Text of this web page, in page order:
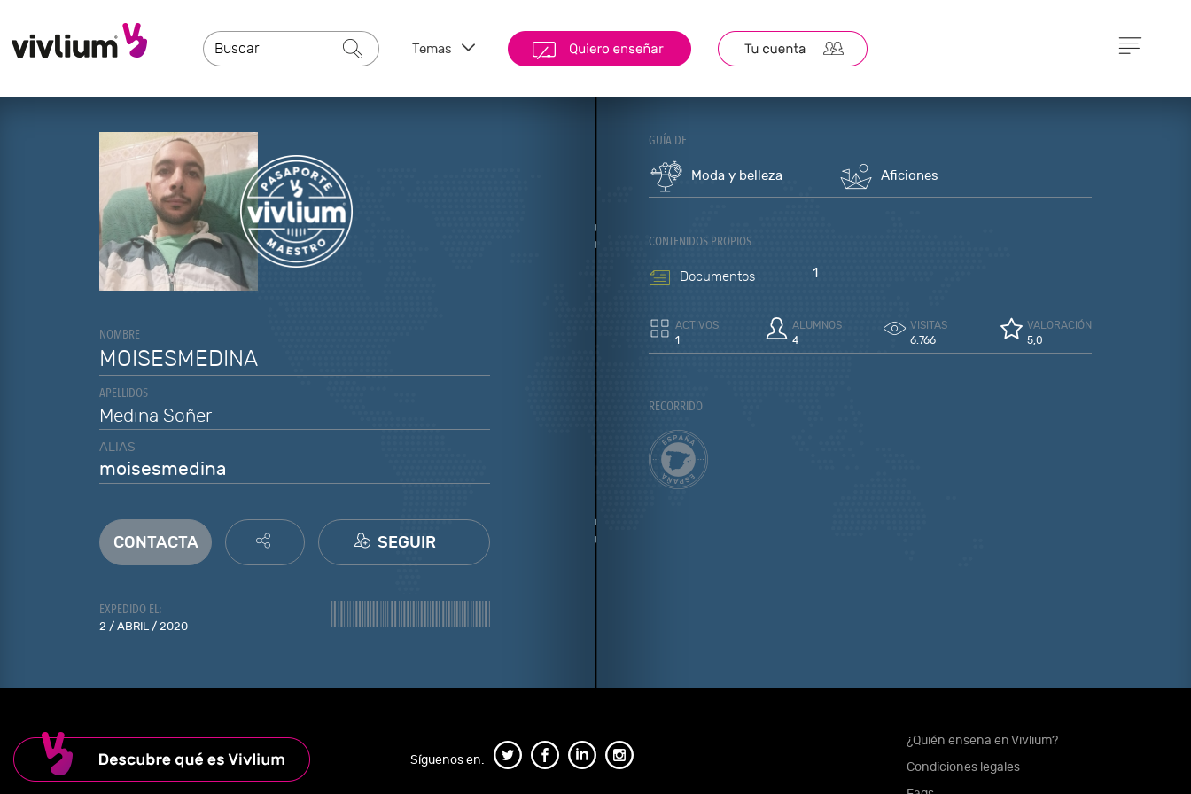
Temas
NOMBRE
MOISESMEDINA
APELLIDOS
Medina Soñer
ALIAS
moisesmedina
CONTACTA SEGUIR
EXPEDIDO EL:
2 / ABRIL / 2020
GUÍA DE
Moda y belleza Aficiones
CONTENIDOS PROPIOS
Documentos 1
ACTIVOS
1
ALUMNOS
4
VISITAS
6.766
VALORACIÓN
5,0
RECORRIDO
Síguenos en:
¿Quién enseña en Vivlium?
Condiciones legales